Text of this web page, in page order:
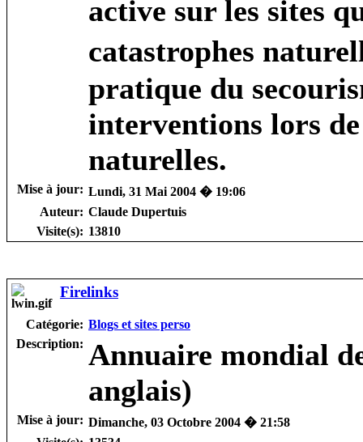
active sur les sites
catastrophes
pratique du
interventions lors
naturelles.
Mise à jour: Lundi, 31 Mai 2004 � 19:06
Auteur: Claude Dupertuis
Visite(s): 13810
Firelinks
Catégorie: Blogs et sites perso
Description: Annuaire mondial
anglais)
Mise à jour: Dimanche, 03 Octobre 2004 � 21:58